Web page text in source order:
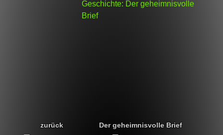
zurück Der geheimnisvolle Brief